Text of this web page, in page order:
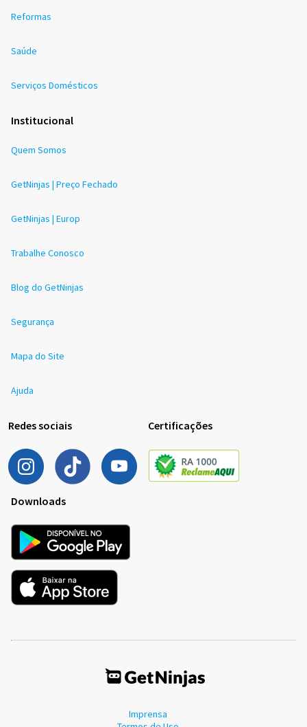
Reformas
Saúde
Serviços Domésticos
Institucional
Quem Somos
GetNinjas | Preço Fechado
GetNinjas | Europ
Trabalhe Conosco
Blog do GetNinjas
Segurança
Mapa do Site
Ajuda
Redes sociais Certificações
Downloads
Imprensa